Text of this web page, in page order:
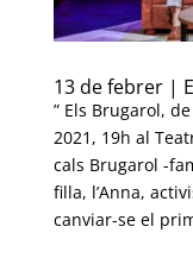
13 de febrer |
” Els Brugarol,
2021, 19h al
cals Brugarol -
filla, l’Anna,
canviar-se el